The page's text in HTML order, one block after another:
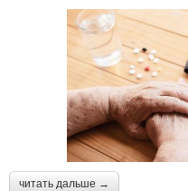
читать дальше →